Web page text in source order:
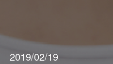
2019/02/19